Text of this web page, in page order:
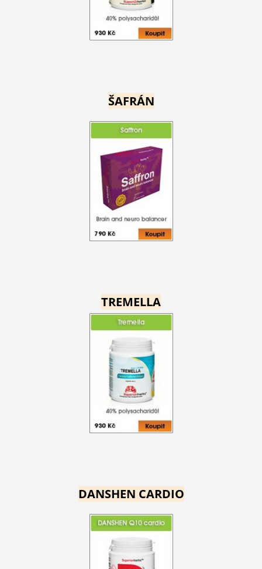
ŠAFRÁN
TREMELLA
DANSHEN CARDIO